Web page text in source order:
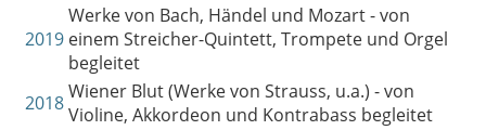
2019
Werke von Bach, Händel und Mozart - von
einem Streicher-Quintett, Trompete und Orgel
begleitet
2018Wiener Blut (Werke von Strauss, u.a.) - von
Violine, Akkordeon und Kontrabass begleitet